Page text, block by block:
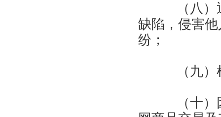
（八）通
缺陷，侵害
纷；
（九）检
（十）因